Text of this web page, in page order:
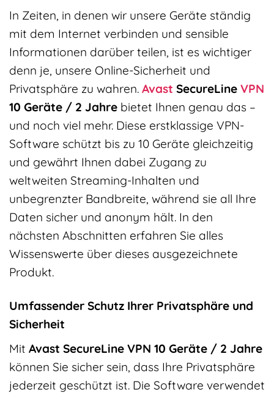
In Zeiten, in denen wir unsere Geräte ständig
mit dem Internet verbinden und sensible
Informationen darüber teilen, ist es wichtiger
denn je, unsere Online-Sicherheit und
Privatsphäre zu wahren. Avast SecureLine VPN
10 Geräte / 2 Jahre bietet Ihnen genau das –
und noch viel mehr. Diese erstklassige VPN-
Software schützt bis zu 10 Geräte gleichzeitig
und gewährt Ihnen dabei Zugang zu
weltweiten Streaming-Inhalten und
unbegrenzter Bandbreite, während sie all Ihre
Daten sicher und anonym hält. In den
nächsten Abschnitten erfahren Sie alles
Wissenswerte über dieses ausgezeichnete
Produkt.
Umfassender Schutz Ihrer Privatsphäre und
Sicherheit
Mit Avast SecureLine VPN 10 Geräte / 2 Jahre
können Sie sicher sein, dass Ihre Privatsphäre
jederzeit geschützt ist. Die Software verwendet